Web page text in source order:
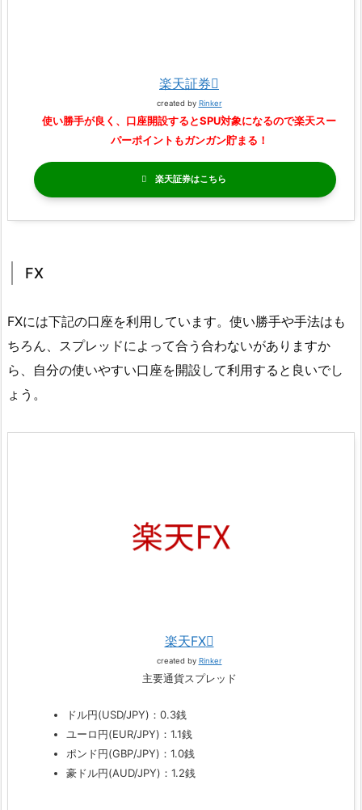
楽天証券
created by Rinker
使い勝手が良く、口座開設するとSPU対象になるので楽天スー
パーポイントもガンガン貯まる！
楽天証券
FX
FXには下記の口座を利用しています。使い勝手や手法はも
ちろん、スプレッドによって合う合わないがありますか
ら、自分の使いやすい口座を開設して利用すると良いでし
ょう。
楽天FX
created by Rinker
主要通貨スプレッド
ドル円(USD/JPY)：0.3銭
ユーロ円(EUR/JPY)：1.1銭
ポンド円(GBP/JPY)：1.0銭
豪ドル円(AUD/JPY)：1.2銭